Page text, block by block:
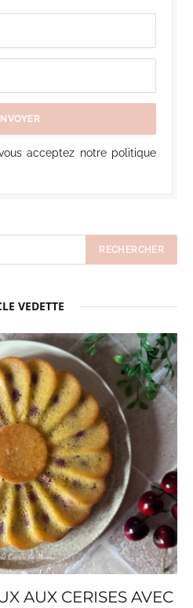
acceptez notre politique
VEDETTE
AUX CERISES AVEC